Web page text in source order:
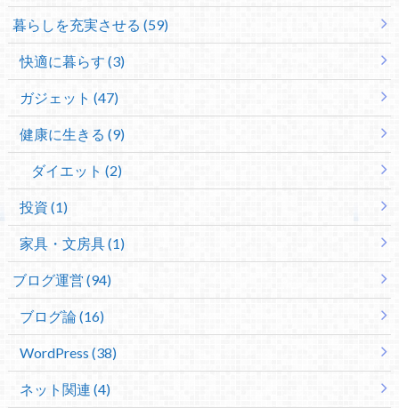
暮らしを充実させる (59)
快適に暮らす (3)
ガジェット (47)
健康に生きる (9)
ダイエット (2)
投資 (1)
家具・文房具 (1)
ブログ運営 (94)
ブログ論 (16)
WordPress (38)
ネット関連 (4)